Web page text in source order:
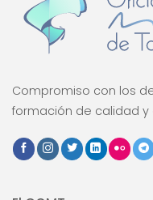
Compromiso con los
formación de calidad